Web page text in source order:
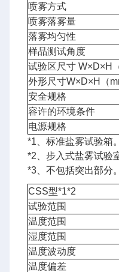
喷雾方式
喷雾落雾量
落雾均匀性
样品测试角度
试验区尺寸 W×D×H
外形尺寸W×D×H（
安全规格
容许的环境条件
电源规格
*1、标准盐雾试验箱。
*2、步入式盐雾试验
*3、不包括突出部分。
CSS型*1*2
试验范围
温度范围
湿度范围
温度波动度
温度偏差